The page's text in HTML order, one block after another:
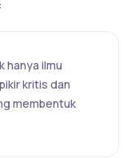
hanya ilmu
kritis dan
membentuk